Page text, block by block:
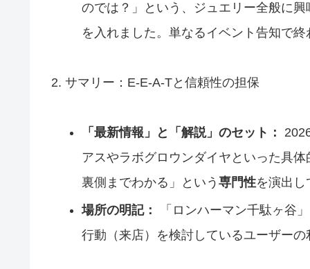
のでは？」という、ジュエリー全般に興
を入れました。単なるイベント告知で
2. サマリー：E-E-A-Tと信頼性の担保
「最新情報」と「解説」のセット：
アスやラボグロウンダイヤといった具
裏側までわかる」という 専門性を演出し
場所の明記：
「ロンハーマン千駄ヶ谷
行動（来店）を検討しているユーザー